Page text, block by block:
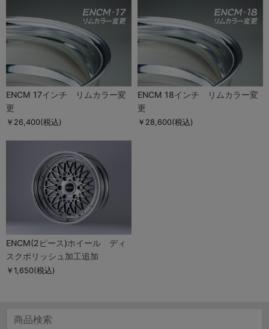
ENCM 17インチ リムカラー変
更
￥26,400(税込)
ENCM 18インチ リムカラー変
更
￥28,600(税込)
ENCM(2ピース)ホイール ディ
スクポリッシュ加工追加
￥1,650(税込)